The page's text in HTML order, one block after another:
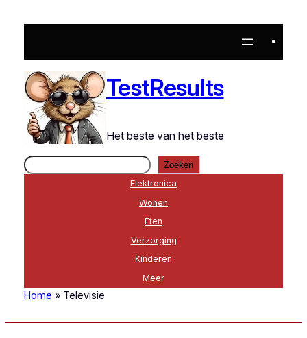
TestResults
Het beste van het beste
Zoeken
Zoeken
Elektronica
Wonen
Eten
Verzorging
Kinderen
Meer
Home »Televisie